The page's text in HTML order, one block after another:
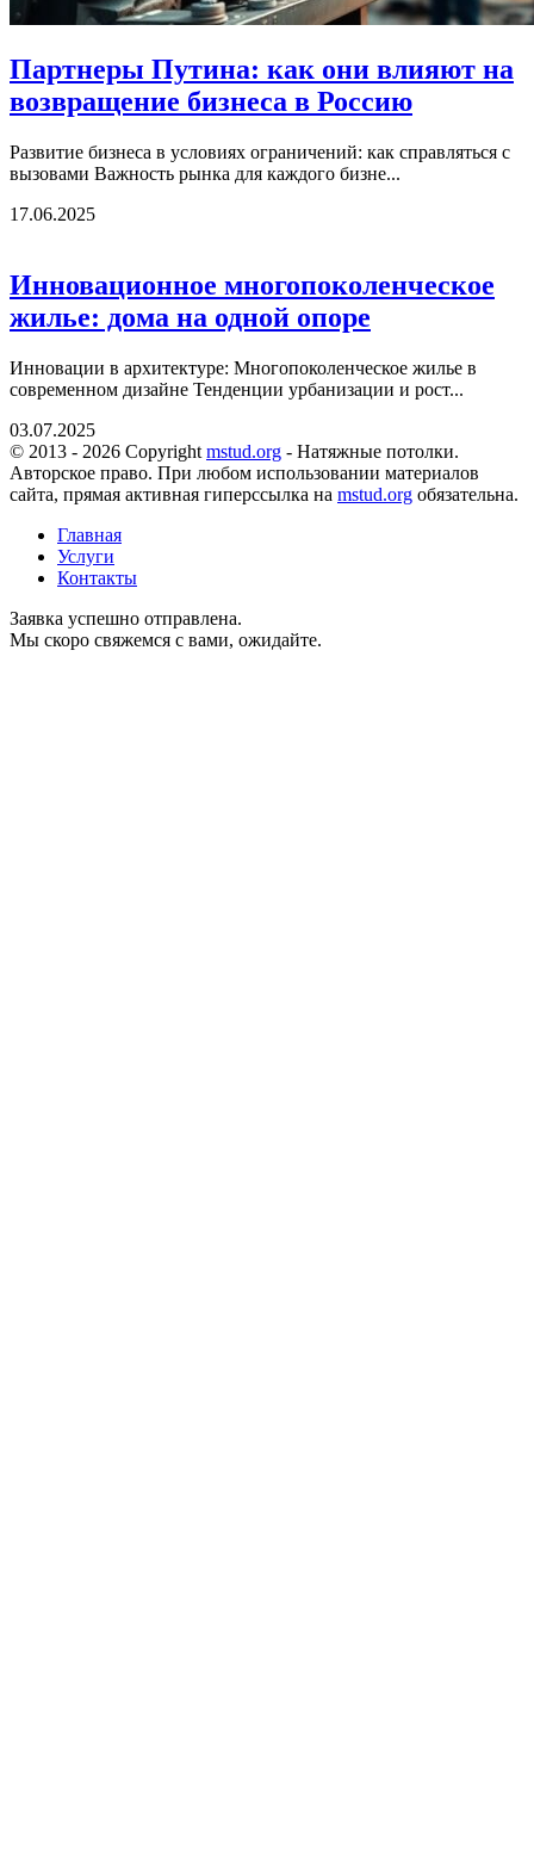
Партнеры Путина: как они влияют на
возвращение бизнеса в Россию
Развитие бизнеса в условиях ограничений: как справляться с
вызовами Важность рынка для каждого бизне...
17.06.2025
Инновационное многопоколенческое
жилье: дома на одной опоре
Инновации в архитектуре: Многопоколенческое жилье в
современном дизайне Тенденции урбанизации и рост...
03.07.2025
© 2013 - 2026 Copyright mstud.org - Натяжные потолки.
Авторское право. При любом использовании материалов
сайта, прямая активная гиперссылка на mstud.org обязательна.
Главная
Услуги
Контакты
Заявка успешно отправлена.
Мы скоро свяжемся с вами, ожидайте.